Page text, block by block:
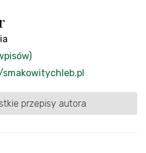
przepisy autora